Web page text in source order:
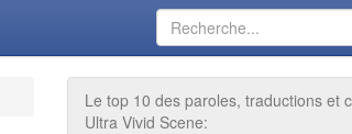
Le top 10 des paroles, traductions et
Ultra Vivid Scene: